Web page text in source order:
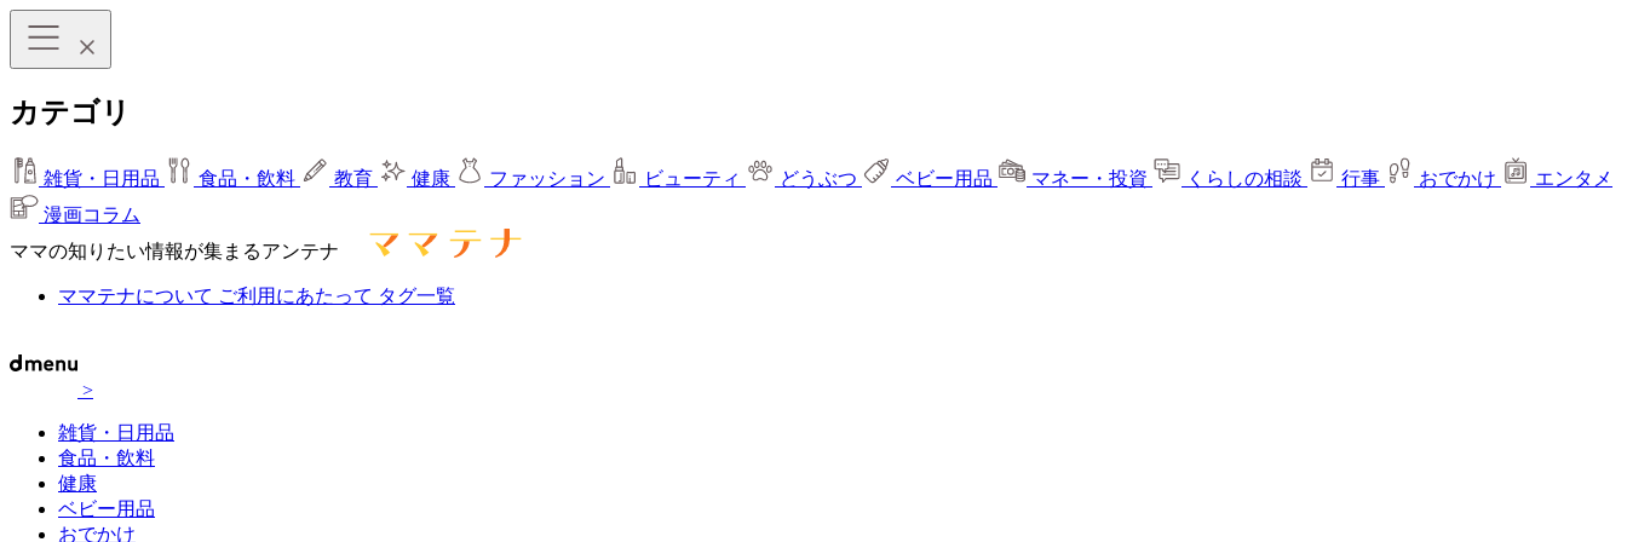
カテゴリ
雑貨・日用品 食品・飲料 教育 健康 ファッション ビューティ どうぶつ ベビー用品 マネー・投資 くらしの相談 行事 おでかけ
エンタメ
漫画コラム
ママの知りたい情報が集まるアンテナ
ママテナについて ご利用にあたって タグ一覧
>
雑貨・日用品
食品・飲料
健康
ベビー用品
おでかけ